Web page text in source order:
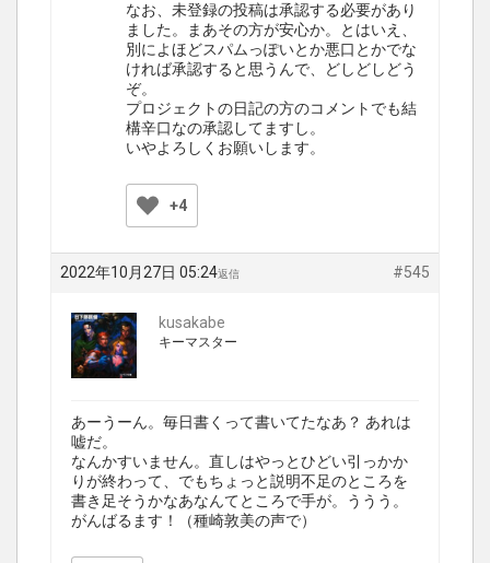
なお、未登録の投稿は承認する必要があり
ました。まあその方が安心か。とはいえ、
別によほどスパムっぽいとか悪口とかでな
ければ承認すると思うんで、どしどしどう
ぞ。
プロジェクトの日記の方のコメントでも結
構辛口なの承認してますし。
いやよろしくお願いします。
+4
2022年10月27日 05:24 #545
返信
kusakabe
キーマスター
あーうーん。毎日書くって書いてたなあ？ あれは
嘘だ。
なんかすいません。直しはやっとひどい引っかか
りが終わって、でもちょっと説明不足のところを
書き足そうかなあなんてところで手が。ううう。
がんばるます！（種崎敦美の声で）